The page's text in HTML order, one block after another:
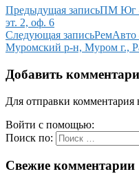
Предыдущая записьПМ Юг —
эт. 2, оф. 6
Следующая записьРемАвто
Муромский р-н, Муром г.,
Добавить
Для отправки комментария
Войти с помощью:
Поиск по:
Свежие комментарии